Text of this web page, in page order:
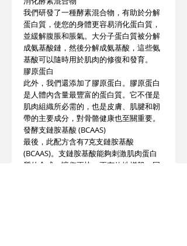
我們研發了一種酵素混合物，有助於分解
蛋白質，使您的身體更容易消化蛋白質，
並緩解腹脹和脹氣。大分子蛋白質被分解
成氨基酸鏈，然後分解成氨基酸，這些氨
基酸可以隨時用於肌肉的修復和發育。
膠原蛋白
此外，我們還添加了膠原蛋白。膠原蛋白
是人體內含量最豐富的蛋白質。它不僅是
肌肉組織所必需的，也是皮膚、肌腱和韌
帶的主要成分，對骨骼健康也至關重要。
發酵支鏈胺基酸 (BCAAS)
最後，此配方含有7克支鏈胺基酸
(BCAAS)。支鏈胺基酸能夠刺激肌肉蛋白
質的合成，讓您更快、更有效地增肌，同